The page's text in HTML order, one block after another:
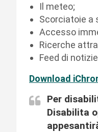
Il meteo;
Scorciatoie a
Accesso
Ricerche
Feed di
Download
Per
Disabilita